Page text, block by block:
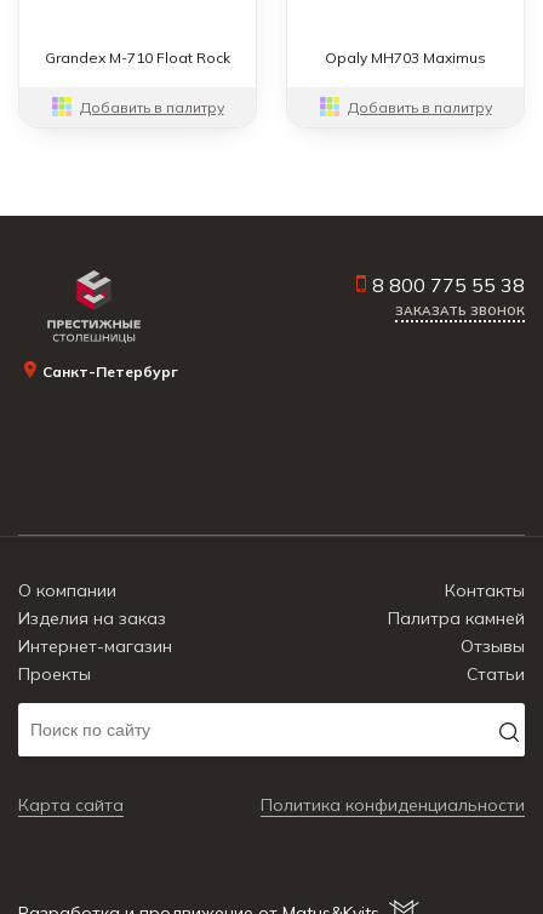
Grandex M-710 Float Rock
Добавить в палитру
Opaly MH703 Maximus
Добавить в палитру
Санкт-Петербург
8 800 775 55 38
ЗАКАЗАТЬ ЗВОНОК
О компании
Контакты
Изделия на заказ
Палитра камней
Интернет-магазин
Отзывы
Проекты
Статьи
Карта сайта Политика конфиденциальности